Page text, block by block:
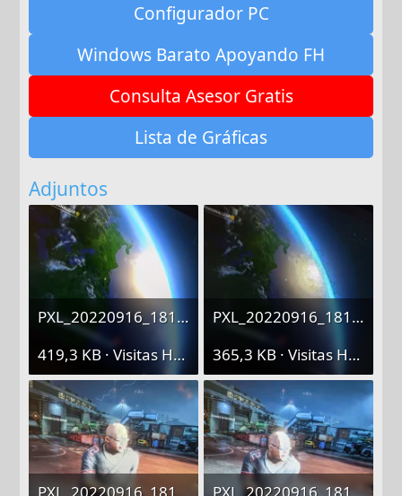
Configurador PC
Windows Barato Apoyando FH
Consulta Asesor Gratis
Lista de Gráficas
Adjuntos
PXL_20220916_181112342.webp
419,3 KB · Visitas Hoy: 1
PXL_20220916_181044536.webp
365,3 KB · Visitas Hoy: 1
PXL_20220916_181237546 (1)-min.webp